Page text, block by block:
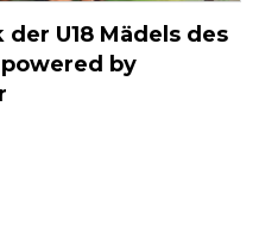
U18 Mädels des
by